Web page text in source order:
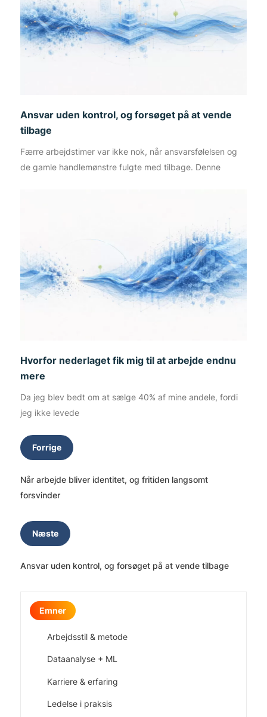
Ansvar uden kontrol, og forsøget på at vende
tilbage
Færre arbejdstimer var ikke nok, når ansvarsfølelsen og
de gamle handlemønstre fulgte med tilbage. Denne
Hvorfor nederlaget fik mig til at arbejde endnu
mere
Da jeg blev bedt om at sælge 40% af mine andele, fordi
jeg ikke levede
Forrige
Når arbejde bliver identitet, og fritiden langsomt
forsvinder
Næste
Ansvar uden kontrol, og forsøget på at vende tilbage
Emner
Arbejdsstil & metode
Dataanalyse + ML
Karriere & erfaring
Ledelse i praksis